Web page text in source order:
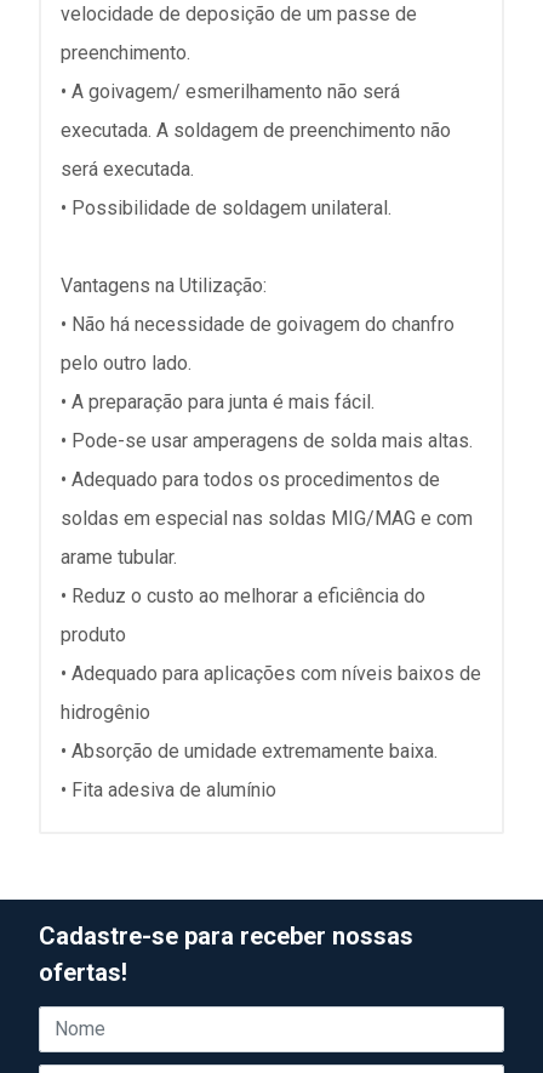
velocidade de deposição de um passe de
preenchimento.
• A goivagem/ esmerilhamento não será
executada. A soldagem de preenchimento não
será executada.
• Possibilidade de soldagem unilateral.
Vantagens na Utilização:
• Não há necessidade de goivagem do chanfro
pelo outro lado.
• A preparação para junta é mais fácil.
• Pode-se usar amperagens de solda mais altas.
• Adequado para todos os procedimentos de
soldas em especial nas soldas MIG/MAG e com
arame tubular.
• Reduz o custo ao melhorar a eficiência do
produto
• Adequado para aplicações com níveis baixos de
hidrogênio
• Absorção de umidade extremamente baixa.
• Fita adesiva de alumínio
Cadastre-se para receber nossas
ofertas!